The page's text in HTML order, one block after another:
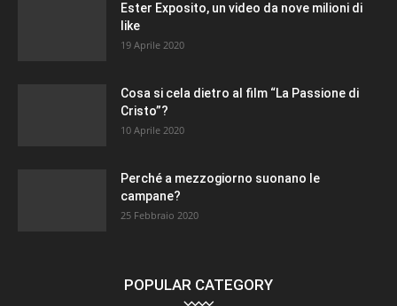
Ester Exposito, un video da nove milioni di
like
19 Aprile 2020
Cosa si cela dietro al film “La Passione di
Cristo”?
10 Aprile 2020
Perché a mezzogiorno suonano le
campane?
25 Febbraio 2020
POPULAR CATEGORY